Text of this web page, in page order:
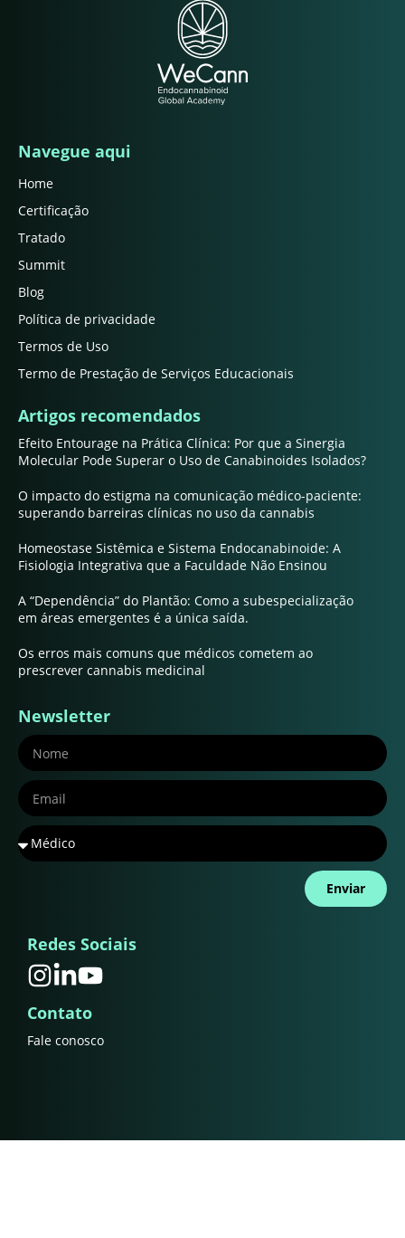
Navegue aqui
Home
Certificação
Tratado
Summit
Blog
Política de privacidade
Termos de Uso
Termo de Prestação de Serviços Educacionais
Artigos recomendados
Efeito Entourage na Prática Clínica: Por que a Sinergia
Molecular Pode Superar o Uso de Canabinoides Isolados?
O impacto do estigma na comunicação médico-paciente:
superando barreiras clínicas no uso da cannabis
Homeostase Sistêmica e Sistema Endocanabinoide: A
Fisiologia Integrativa que a Faculdade Não Ensinou
A “Dependência” do Plantão: Como a subespecialização
em áreas emergentes é a única saída.
Os erros mais comuns que médicos cometem ao
prescrever cannabis medicinal
Newsletter
Enviar
Redes Sociais
Contato
Fale conosco